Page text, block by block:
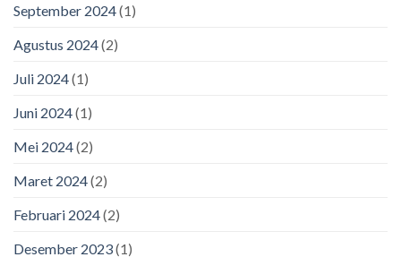
September 2024(1)
Agustus 2024(2)
Juli 2024(1)
Juni 2024(1)
Mei 2024(2)
Maret 2024(2)
Februari 2024(2)
Desember 2023(1)